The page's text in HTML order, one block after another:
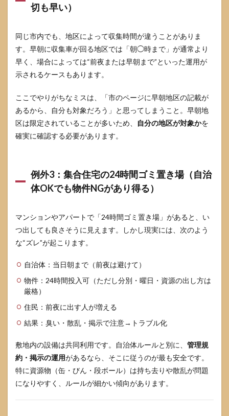
を1分
にす
順
7.3
臭い
と虫
を抑
る：
みの
扱い
を変
える
にな
る
7.4
勤・
勤務
の人
「出
す人
を変
え
る」
も現
夜に出
す場合
の“揉め
ない出
し
方”（OK
切も早い）
同じ市内でも、地区によって収集時間が違うことがありま
す。早朝に収集車が回る地区では「朝◯時まで」が通常より
早く、場合によっては“前夜または早朝まで”といった運用が
示されるケースもあります。
ここでやりがちなミスは、「市のページに早朝地区の記載が
あるから、自分も対象だろう」と思ってしまうこと。早朝地
区は限定されていることが多いため、
自分の地区が対象かを
確実に確認する必要があります。
例外3：集合住宅の24時間ゴミ置き場（自治
体OKでも物件NGがあり得る）
マンションやアパートで「24時間ゴミ置き場」があると、い
つ出しても良さそうに見えます。しかし現実には、次のよう
な“ズレ”が起こります。
自治体：当日朝まで（前夜は避けて）
物件：24時間投入可（ただし分別・曜日・資源の出し方は
厳格）
住民：前夜に出す人が増える
結果：臭い・散乱・掲示で注意→トラブル化
敷地内の設備は共同利用です。自治体ルールと別に、 管理規
約・掲示の運用があるなら、そこに従うのが最も安全です。
特に資源物（缶・びん・段ボール）は持ち去りや散乱が問題
になりやすく、ルールが細かい傾向があります。